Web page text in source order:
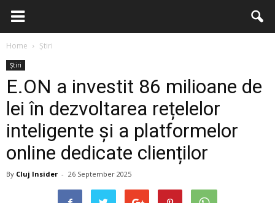
Home Știri
Știri
E.ON a investit 86 milioane de
lei în dezvoltarea rețelelor
inteligente și a platformelor
online dedicate clienților
By Cluj Insider - 26 September 2025